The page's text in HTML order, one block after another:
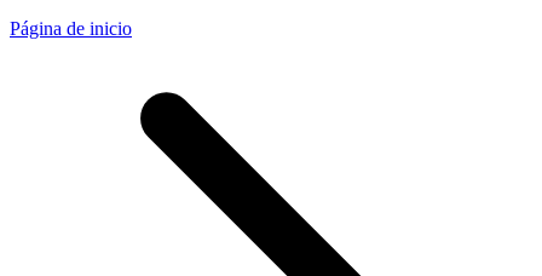
Página de inicio